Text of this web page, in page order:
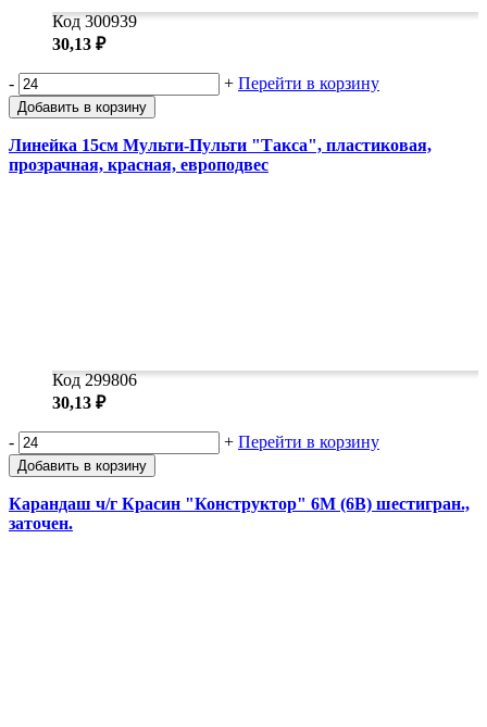
Код 300939
30,13 ₽
- + Перейти в корзину
Добавить в корзину
Линейка 15см Мульти-Пульти "Такса", пластиковая,
прозрачная, красная, европодвес
Код 299806
30,13 ₽
- + Перейти в корзину
Добавить в корзину
Карандаш ч/г Красин "Конструктор" 6М (6B) шестигран.,
заточен.